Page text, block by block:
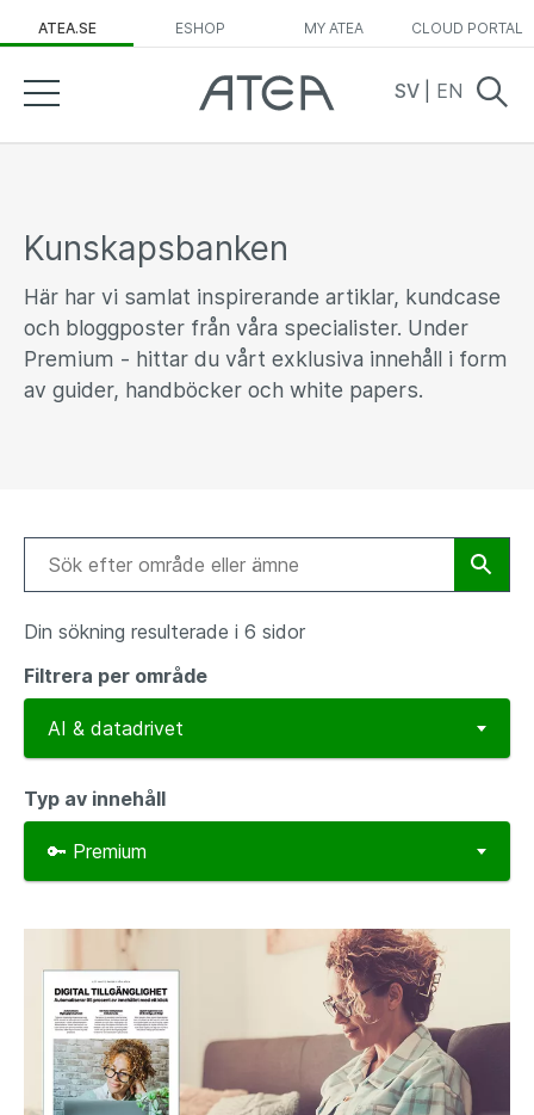
ATEA.SE ESHOP MY ATEA CLOUD PORTAL
SV EN
Kunskapsbanken
Här har vi samlat inspirerande artiklar, kundcase
och bloggposter från våra specialister. Under
Premium - hittar du vårt exklusiva innehåll i form
av guider, handböcker och white papers.
Din sökning resulterade i 6 sidor
Filtrera per område
Typ av innehåll